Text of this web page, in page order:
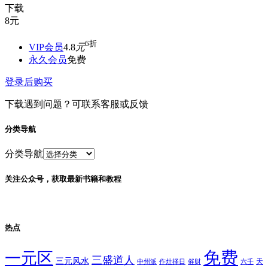
下载
8元
VIP会员4.8元6折
永久会员免费
登录后购买
下载遇到问题？可联系客服或反馈
分类导航
分类导航
关注公众号，获取最新书籍和教程
热点
一元区 三元风水 三盛道人 中州派 作灶择日 催财 免费 六壬 天